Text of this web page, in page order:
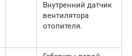
Внутренний датчик
вентилятора
отопителя.